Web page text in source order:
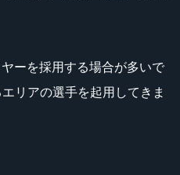
ーを採用する場合が多いで
リアの選手を起用してきま